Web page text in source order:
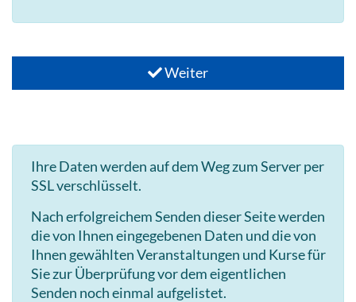
Weiter
Ihre Daten werden auf dem Weg zum Server per
SSL verschlüsselt.
Nach erfolgreichem Senden dieser Seite werden
die von Ihnen eingegebenen Daten und die von
Ihnen gewählten Veranstaltungen und Kurse für
Sie zur Überprüfung vor dem eigentlichen
Senden noch einmal aufgelistet.